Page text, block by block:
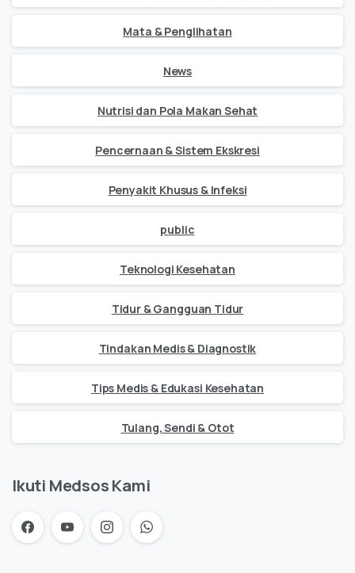
Mata & Penglihatan
News
Nutrisi dan Pola Makan Sehat
Pencernaan & Sistem Ekskresi
Penyakit Khusus & Infeksi
public
Teknologi Kesehatan
Tidur & Gangguan Tidur
Tindakan Medis & Diagnostik
Tips Medis & Edukasi Kesehatan
Tulang, Sendi & Otot
Ikuti Medsos Kami